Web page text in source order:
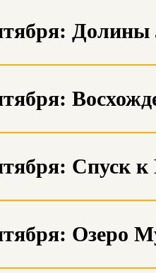
Спуск
Озеро